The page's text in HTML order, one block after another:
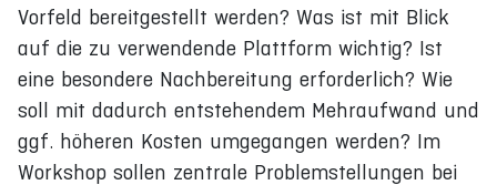
Vorfeld bereitgestellt werden? Was ist mit Blick
auf die zu verwendende Plattform wichtig? Ist
eine besondere Nachbereitung erforderlich? Wie
soll mit dadurch entstehendem Mehraufwand und
ggf. höheren Kosten umgegangen werden? Im
Workshop sollen zentrale Problemstellungen bei